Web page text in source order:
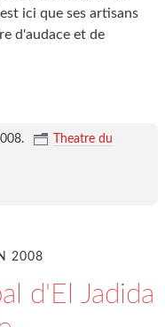
ici que ses artisans
d'audace et de
.
Theatre du
2008
d'El Jadida